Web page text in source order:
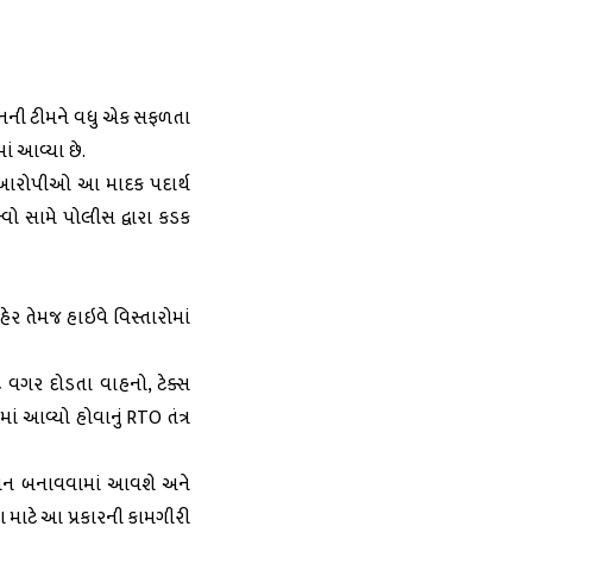
ટીમને વધુ એક સફળતા
આવ્યા છે.
આ માદક પદાર્થ
પોલીસ દ્વારા કડક
તેમજ હાઇવે વિસ્તારોમાં
દોડતા વાહનો, ટેક્સ
આવ્યો હોવાનું RTO તંત્ર
બનાવવામાં આવશે અને
આ પ્રકારની કામગીરી